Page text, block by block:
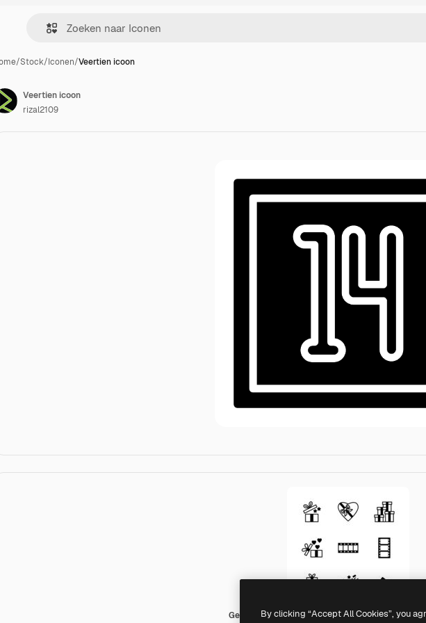
/Stock/Iconen/Veertien icoon
Generic black fill
Veertien icoon
rizal2109
By clicking “Accept All Cookies”, you